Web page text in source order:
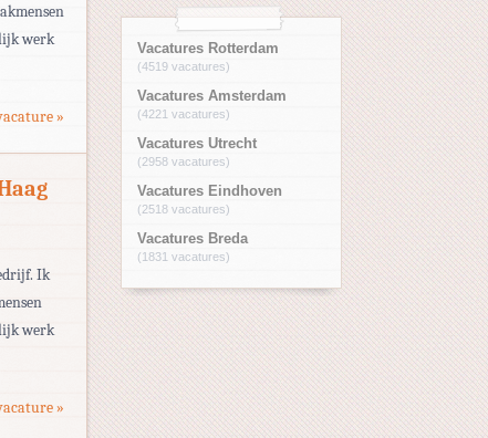
werk
»
Ik
werk
»
Vacatures Rotterdam
(4519 vacatures)
Vacatures Amsterdam
(4221 vacatures)
Vacatures Utrecht
(2958 vacatures)
Vacatures Eindhoven
(2518 vacatures)
Vacatures Breda
(1831 vacatures)